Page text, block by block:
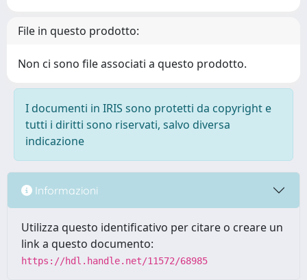
File in questo prodotto:
Non ci sono file associati a questo prodotto.
I documenti in IRIS sono protetti da copyright e
tutti i diritti sono riservati, salvo diversa
indicazione
Informazioni
Utilizza questo identificativo per citare o creare un
link a questo documento:
https://hdl.handle.net/11572/68985